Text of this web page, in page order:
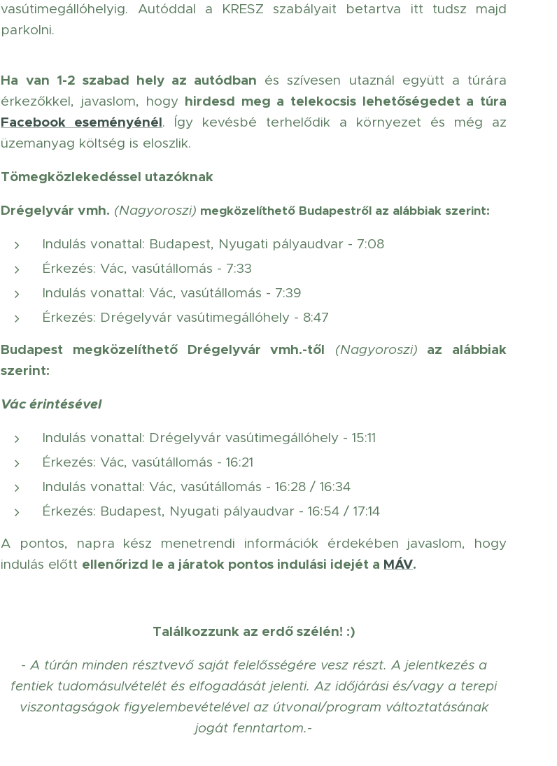
vasútimegállóhelyig. Autóddal a KRESZ szabályait betartva itt tudsz majd
parkolni.
Ha van 1-2 szabad hely az autódban és szívesen utaznál együtt a túrára
érkezőkkel, javaslom, hogy hirdesd meg a telekocsis lehetőségedet a túra
Facebook eseményénél. Így kevésbé terhelődik a környezet és még az
üzemanyag költség is eloszlik.
Tömegközlekedéssel utazóknak
Drégelyvár vmh. (Nagyoroszi) megközelíthető Budapestről az alábbiak szerint:
Indulás vonattal: Budapest, Nyugati pályaudvar - 7:08
Érkezés: Vác, vasútállomás - 7:33
Indulás vonattal: Vác, vasútállomás - 7:39
Érkezés: Drégelyvár vasútimegállóhely - 8:47
Budapest megközelíthető Drégelyvár vmh.-től (Nagyoroszi) az alábbiak
szerint:
Vác érintésével
Indulás vonattal: Drégelyvár vasútimegállóhely - 15:11
Érkezés: Vác, vasútállomás - 16:21
Indulás vonattal: Vác, vasútállomás - 16:28 / 16:34
Érkezés: Budapest, Nyugati pályaudvar - 16:54 / 17:14
A pontos, napra kész menetrendi információk érdekében javaslom, hogy
indulás előtt ellenőrizd le a járatok pontos indulási idejét a MÁV.
Találkozzunk az erdő szélén! :)
- A túrán minden résztvevő saját felelősségére vesz részt. A jelentkezés a
fentiek tudomásulvételét és elfogadását jelenti. Az időjárási és/vagy a terepi
viszontagságok figyelembevételével az útvonal/program változtatásának
jogát fenntartom.-